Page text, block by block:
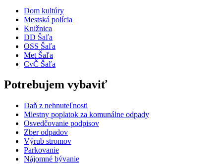
Dom kultúry
Mestská polícia
Knižnica
DD Šaľa
OSS Šaľa
Met Šaľa
CvČ Šaľa
Potrebujem vybaviť
Daň z nehnuteľnosti
Miestny poplatok za komunálne odpady
Osvedčovanie podpisov
Zber odpadov
Výrub stromov
Parkovanie
Nájomné bývanie